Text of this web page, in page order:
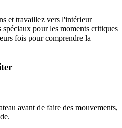
et travaillez vers l'intérieur
spéciaux pour les moments critiques
fois pour comprendre la
avant de faire des mouvements,
.